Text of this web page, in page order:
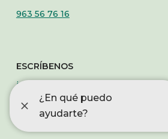
963 56 76 16
ESCRÍBENOS
info@fqcomunidadvalenciana.org